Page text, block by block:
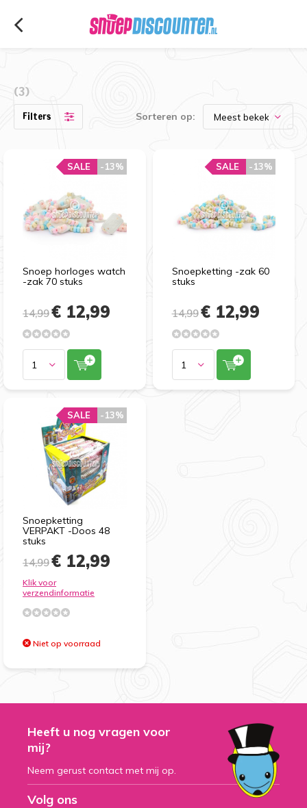
(3)
Filters Sorteren op:
Snoep horloges watch
-zak 70 stuks
-13%
SALE
14,99€ 12,99
Snoepketting -zak 60
stuks
-13%
SALE
14,99€ 12,99
Snoepketting
VERPAKT -Doos 48
stuks
-13%
SALE
14,99€ 12,99
Klik voor
verzendinformatie
Niet op voorraad
Heeft u nog vragen voor
mij?
Neem gerust contact met mij op.
Volg ons